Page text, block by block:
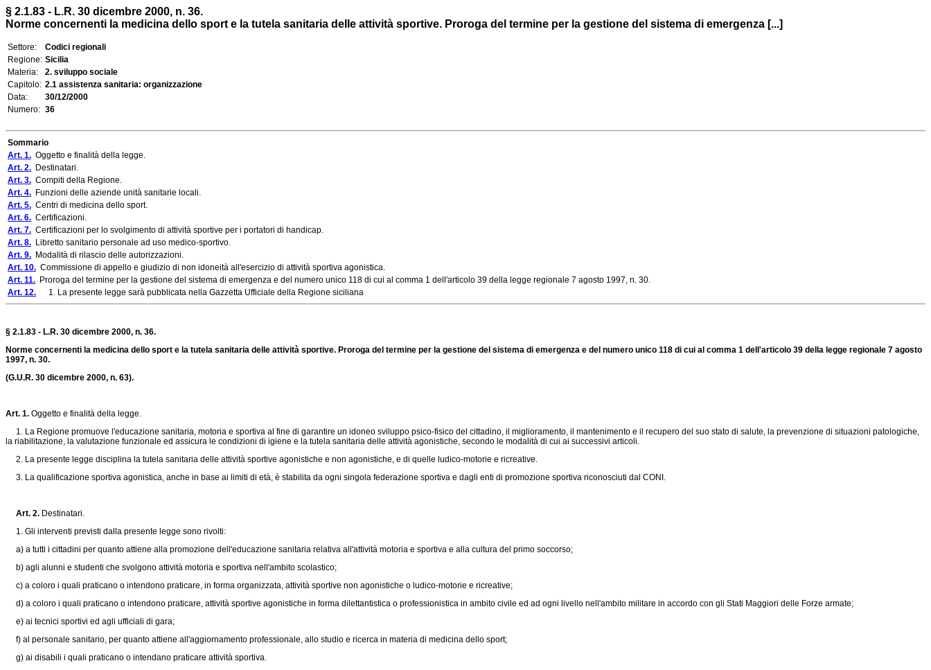
§ 2.1.83 - L.R. 30 dicembre 2000, n. 36.
Norme concernenti la medicina dello sport e la tutela sanitaria delle attività sportive. Proroga del termine per la gestione del sistema di emergenza [...]
Settore:
Codici regionali
Regione: Sicilia
Materia:
2. sviluppo sociale
Capitolo: 2.1 assistenza sanitaria: organizzazione
Data:
30/12/2000
Numero: 36
Sommario
Art. 1. Oggetto e finalità della legge.
Art. 2. Destinatari.
Art. 3. Compiti della Regione.
Art. 4. Funzioni delle aziende unità sanitarie locali.
Art. 5. Centri di medicina dello sport.
Art. 6. Certificazioni.
Art. 7. Certificazioni per lo svolgimento di attività sportive per i portatori di handicap.
Art. 8. Libretto sanitario personale ad uso medico-sportivo.
Art. 9. Modalità di rilascio delle autorizzazioni.
Art. 10. Commissione di appello e giudizio di non idoneità all'esercizio di attività sportiva agonistica.
Art. 11. Proroga del termine per la gestione del sistema di emergenza e del numero unico 118 di cui al comma 1 dell'articolo 39 della legge regionale 7 agosto 1997, n. 30.
Art. 12. 1. La presente legge sarà pubblicata nella Gazzetta Ufficiale della Regione siciliana
§ 2.1.83 - L.R. 30 dicembre 2000, n. 36.
Norme concernenti la medicina dello sport e la tutela sanitaria delle attività sportive. Proroga del termine per la gestione del sistema di emergenza e del numero unico 118 di cui al comma 1 dell'articolo 39 della legge regionale 7 agosto
1997, n. 30.
(G.U.R. 30 dicembre 2000, n. 63).
Art. 1. Oggetto e finalità della legge.
1. La Regione promuove l'educazione sanitaria, motoria e sportiva al fine di garantire un idoneo sviluppo psico-fisico del cittadino, il miglioramento, il mantenimento e il recupero del suo stato di salute, la prevenzione di situazioni patologiche,
la riabilitazione, la valutazione funzionale ed assicura le condizioni di igiene e la tutela sanitaria delle attività agonistiche, secondo le modalità di cui ai successivi articoli.
2. La presente legge disciplina la tutela sanitaria delle attività sportive agonistiche e non agonistiche, e di quelle ludico-motorie e ricreative.
3. La qualificazione sportiva agonistica, anche in base ai limiti di età, è stabilita da ogni singola federazione sportiva e dagli enti di promozione sportiva riconosciuti dal CONI.
Art. 2. Destinatari.
1. Gli interventi previsti dalla presente legge sono rivolti:
a) a tutti i cittadini per quanto attiene alla promozione dell'educazione sanitaria relativa all'attività motoria e sportiva e alla cultura del primo soccorso;
b) agli alunni e studenti che svolgono attività motoria e sportiva nell'ambito scolastico;
c) a coloro i quali praticano o intendono praticare, in forma organizzata, attività sportive non agonistiche o ludico-motorie e ricreative;
d) a coloro i quali praticano o intendono praticare, attività sportive agonistiche in forma dilettantistica o professionistica in ambito civile ed ad ogni livello nell'ambito militare in accordo con gli Stati Maggiori delle Forze armate;
e) ai tecnici sportivi ed agli ufficiali di gara;
f) al personale sanitario, per quanto attiene all'aggiornamento professionale, allo studio e ricerca in materia di medicina dello sport;
g) ai disabili i quali praticano o intendano praticare attività sportiva.